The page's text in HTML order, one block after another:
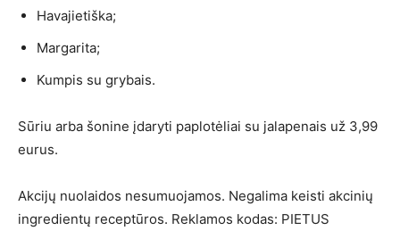
Havajietiška;
Margarita;
Kumpis su grybais.
Sūriu arba šonine įdaryti paplotėliai su jalapenais už 3,99
eurus.
Akcijų nuolaidos nesumuojamos. Negalima keisti akcinių
ingredientų receptūros. Reklamos kodas: PIETUS